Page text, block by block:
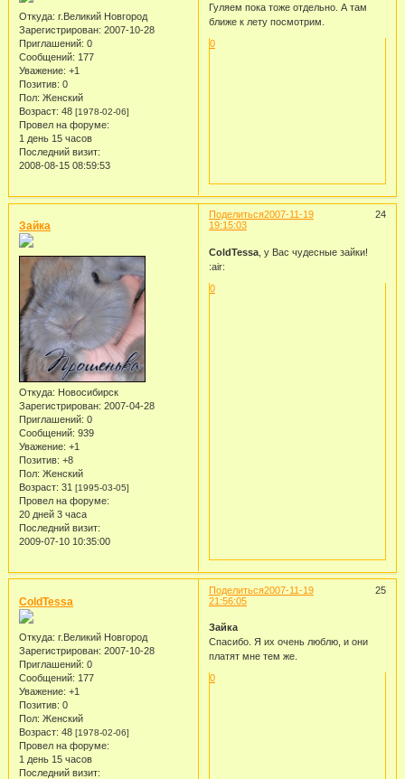
Откуда: г.Великий Новгород
Зарегистрирован: 2007-10-28
Приглашений: 0
Сообщений: 177
Уважение: +1
Позитив: 0
Пол: Женский
Возраст: 48 [1978-02-06]
Провел на форуме:
1 день 15 часов
Последний визит:
2008-08-15 08:59:53
Гуляем пока тоже отдельно. А там
ближе к лету посмотрим.
0
Поделиться 24
2007-11-19
19:15:03
Зайка
Откуда: Новосибирск
Зарегистрирован: 2007-04-28
Приглашений: 0
Сообщений: 939
Уважение: +1
Позитив: +8
Пол: Женский
Возраст: 31 [1995-03-05]
Провел на форуме:
20 дней 3 часа
Последний визит:
2009-07-10 10:35:00
ColdTessa, у Вас чудесные зайки!
:air:
0
Поделиться 25
2007-11-19
21:56:05
ColdTessa
Откуда: г.Великий Новгород
Зарегистрирован: 2007-10-28
Приглашений: 0
Сообщений: 177
Уважение: +1
Позитив: 0
Пол: Женский
Возраст: 48 [1978-02-06]
Провел на форуме:
1 день 15 часов
Последний визит:
Зайка
Спасибо. Я их очень люблю, и они
платят мне тем же.
0